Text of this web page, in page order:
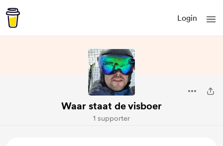
Login
Waar staat de visboer
1 supporter